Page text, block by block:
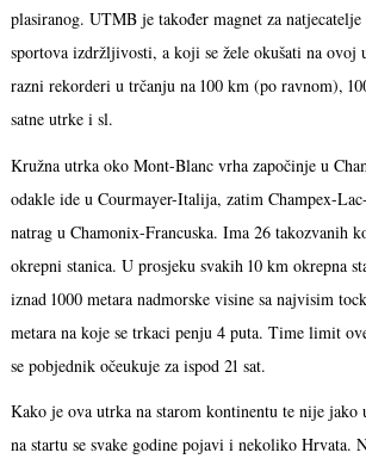
plasiranog. UTMB je također magnet za
sportova izdržljivosti, a koji se žele okušati na ovoj
razni rekorderi u trčanju na 100 km (po ravnom),
satne utrke i sl.
Kružna utrka oko Mont-Blanc vrha započinje u
odakle ide u Courmayer-Italija, zatim Champex-
natrag u Chamonix-Francuska. Ima 26 takozvanih
okrepni stanica. U prosjeku svakih 10 km okrepna
iznad 1000 metara nadmorske visine sa najvisim
metara na koje se trkaci penju 4 puta. Time limit
se pobjednik očeukuje za ispod 21 sat.
Kako je ova utrka na starom kontinentu te nije jako
na startu se svake godine pojavi i nekoliko Hrvata.